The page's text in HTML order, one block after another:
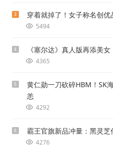
3 穿着就掉了！女子称名创
5494
4 《塞尔达》真人版再添美
4365
5
黄仁勋一刀砍碎HBM！SK
恙
4292
6 霸王官旗新品冲量：黑灵
4276